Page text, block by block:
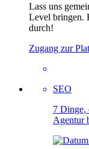
Lass uns
Level bringen.
durch!
Zugang zur
SEO
7 Dinge,
Agentur